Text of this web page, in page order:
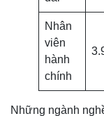
Nhân
viên
hành
chính
Những ngành